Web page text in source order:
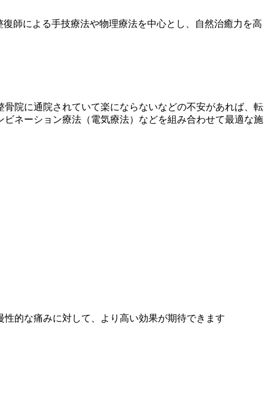
師による手技療法や物理療法を中心とし、自然治癒力を高
院に通院されていて楽にならないなどの不安があれば、転
ネーション療法（電気療法）などを組み合わせて最適な施
的な痛みに対して、より高い効果が期待できます